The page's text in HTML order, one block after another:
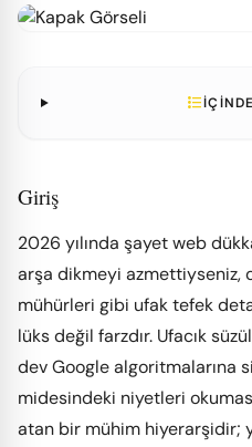
format_list_bulleted
Giriş
2026 yılında şayet web
arşa dikmeyi azmettiyseniz,
mühürleri gibi ufak tefek
lüks değil farzdır. Ufacık
dev Google algoritmalarına
midesindeki niyetleri
atan bir mühim hiyerarşidir;